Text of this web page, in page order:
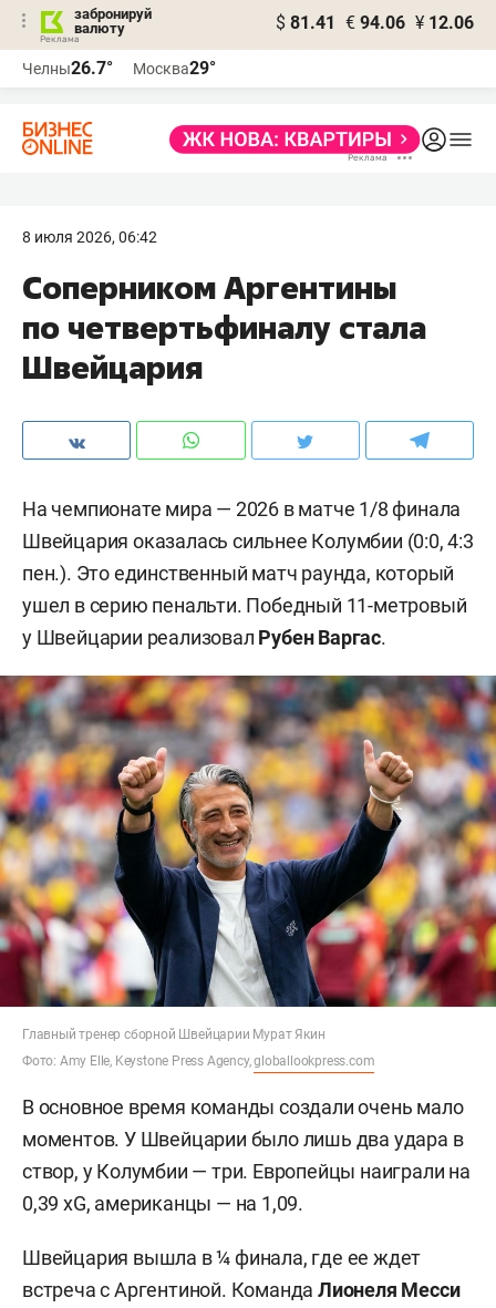
забронируй
валюту
$ 81.41 € 94.06 ¥ 12.06
Челны26.7° Москва29°
8 июля 2026, 06:42
Соперником Аргентины
по четвертьфиналу стала
Швейцария
На чемпионате мира — 2026 в матче 1/8 финала
Швейцария оказалась сильнее Колумбии (0:0, 4:3
пен.). Это единственный матч раунда, который
ушел в серию пенальти. Победный 11-метровый
у Швейцарии реализовал Рубен Варгас.
Главный тренер сборной Швейцарии Мурат Якин
Фото: Amy Elle, Keystone Press Agency,globallookpress.com
В основное время команды создали очень мало
моментов. У Швейцарии было лишь два удара в
створ, у Колумбии — три. Европейцы наиграли на
0,39 xG, американцы — на 1,09.
Швейцария вышла в ¼ финала, где ее ждет
встреча с Аргентиной. КомандаЛионеля Месси